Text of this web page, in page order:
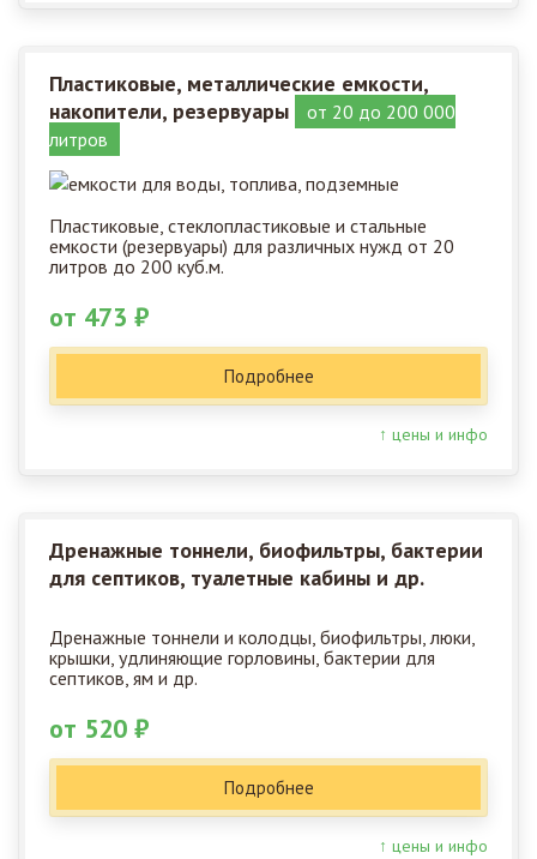
Пластиковые, металлические емкости,
накопители, резервуары
от 20 до 200 000
литров
Пластиковые, стеклопластиковые и стальные
емкости (резервуары) для различных нужд от 20
литров до 200 куб.м.
от 473 ₽
Подробнее
↑ цены и инфо
Дренажные тоннели, биофильтры, бактерии
для септиков, туалетные кабины и др.
Дренажные тоннели и колодцы, биофильтры, люки,
крышки, удлиняющие горловины, бактерии для
септиков, ям и др.
от 520 ₽
Подробнее
↑ цены и инфо